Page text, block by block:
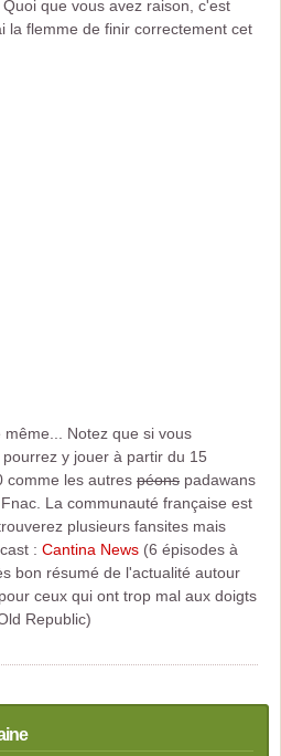
que vous avez raison, c'est
la flemme de finir correctement cet
Notez que si vous
y jouer à partir du 15
comme les autres péons padawans
La communauté française est
plusieurs fansites mais
: Cantina News (6 épisodes à
bon résumé de l'actualité autour
ceux qui ont trop mal aux doigts
Republic)